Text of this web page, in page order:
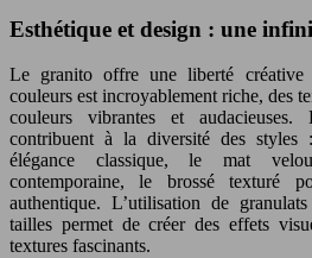
Esthétique et design : une
Le granito offre une liberté
couleurs est incroyablement riche, des
couleurs vibrantes et
contribuent à la diversité des
élégance classique, le mat
contemporaine, le brossé texturé
authentique. L’utilisation de
tailles permet de créer des effets
textures fascinants.